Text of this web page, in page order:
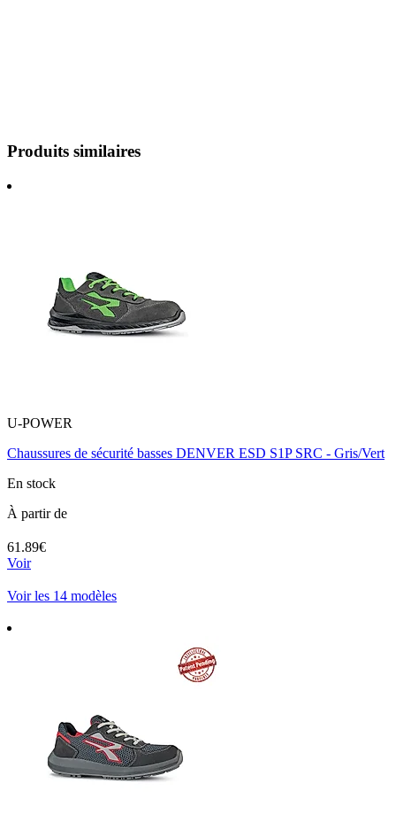
Produits similaires
U-POWER
Chaussures de sécurité basses DENVER ESD S1P SRC - Gris/Vert
En stock
À partir de
61.89€
Voir
Voir les 14 modèles